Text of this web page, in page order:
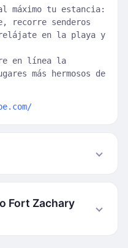
máximo tu estancia:
senderos
en la playa y
en línea la
más hermosos de
Fort Zachary